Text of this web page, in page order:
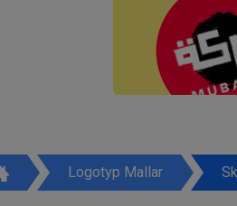
Logotyp Mallar